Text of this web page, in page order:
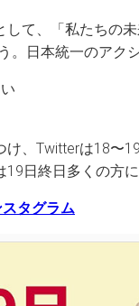
て、「私たちの
。日本統一のアク
、Twitterは18〜
日終日多くの方
タグラム